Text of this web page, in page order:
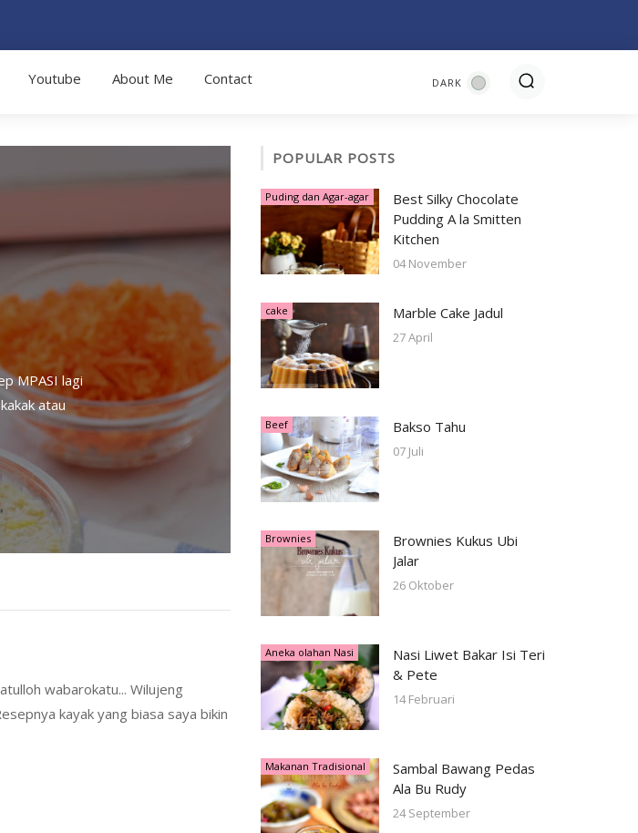
Youtube About Me Contact
MPASI lagi
atau
wabarokatu... Wilujeng
kayak yang biasa saya bikin
POPULAR POSTS
Puding dan Agar-agar
Best Silky Chocolate
Pudding A la Smitten
Kitchen
04 November
cake Marble Cake Jadul
27 April
Beef Bakso Tahu
07 Juli
Brownies
Brownies Kukus Ubi
Jalar
26 Oktober
Aneka olahan Nasi
Nasi Liwet Bakar Isi Teri
& Pete
14 Februari
Makanan Tradisional
Sambal Bawang Pedas
Ala Bu Rudy
24 September